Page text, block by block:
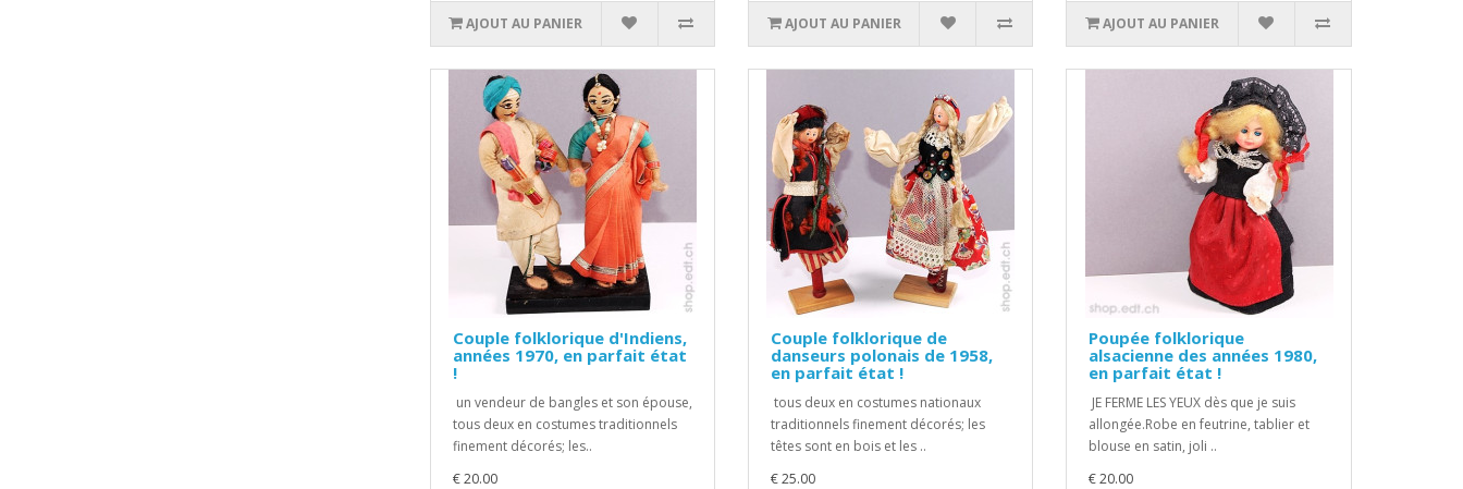
AJOUT AU PANIER AJOUT AU PANIER AJOUT AU PANIER
Couple folklorique d'Indiens,
années 1970, en parfait état
!
un vendeur de bangles et son épouse,
tous deux en costumes traditionnels
finement décorés; les..
€ 20.00
Couple folklorique de
danseurs polonais de 1958,
en parfait état !
tous deux en costumes nationaux
traditionnels finement décorés; les
têtes sont en bois et les ..
€ 25.00
Poupée folklorique
alsacienne des années 1980,
en parfait état !
JE FERME LES YEUX dès que je suis
allongée.Robe en feutrine, tablier et
blouse en satin, joli ..
€ 20.00